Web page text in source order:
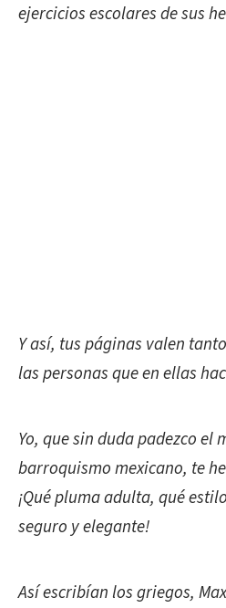
ejercicios escolares de sus
Y así, tus páginas valen
las personas que en ellas
Yo, que sin duda padezco
barroquismo mexicano, te
¡Qué pluma adulta, qué
seguro y elegante!
Así escribían los griegos,